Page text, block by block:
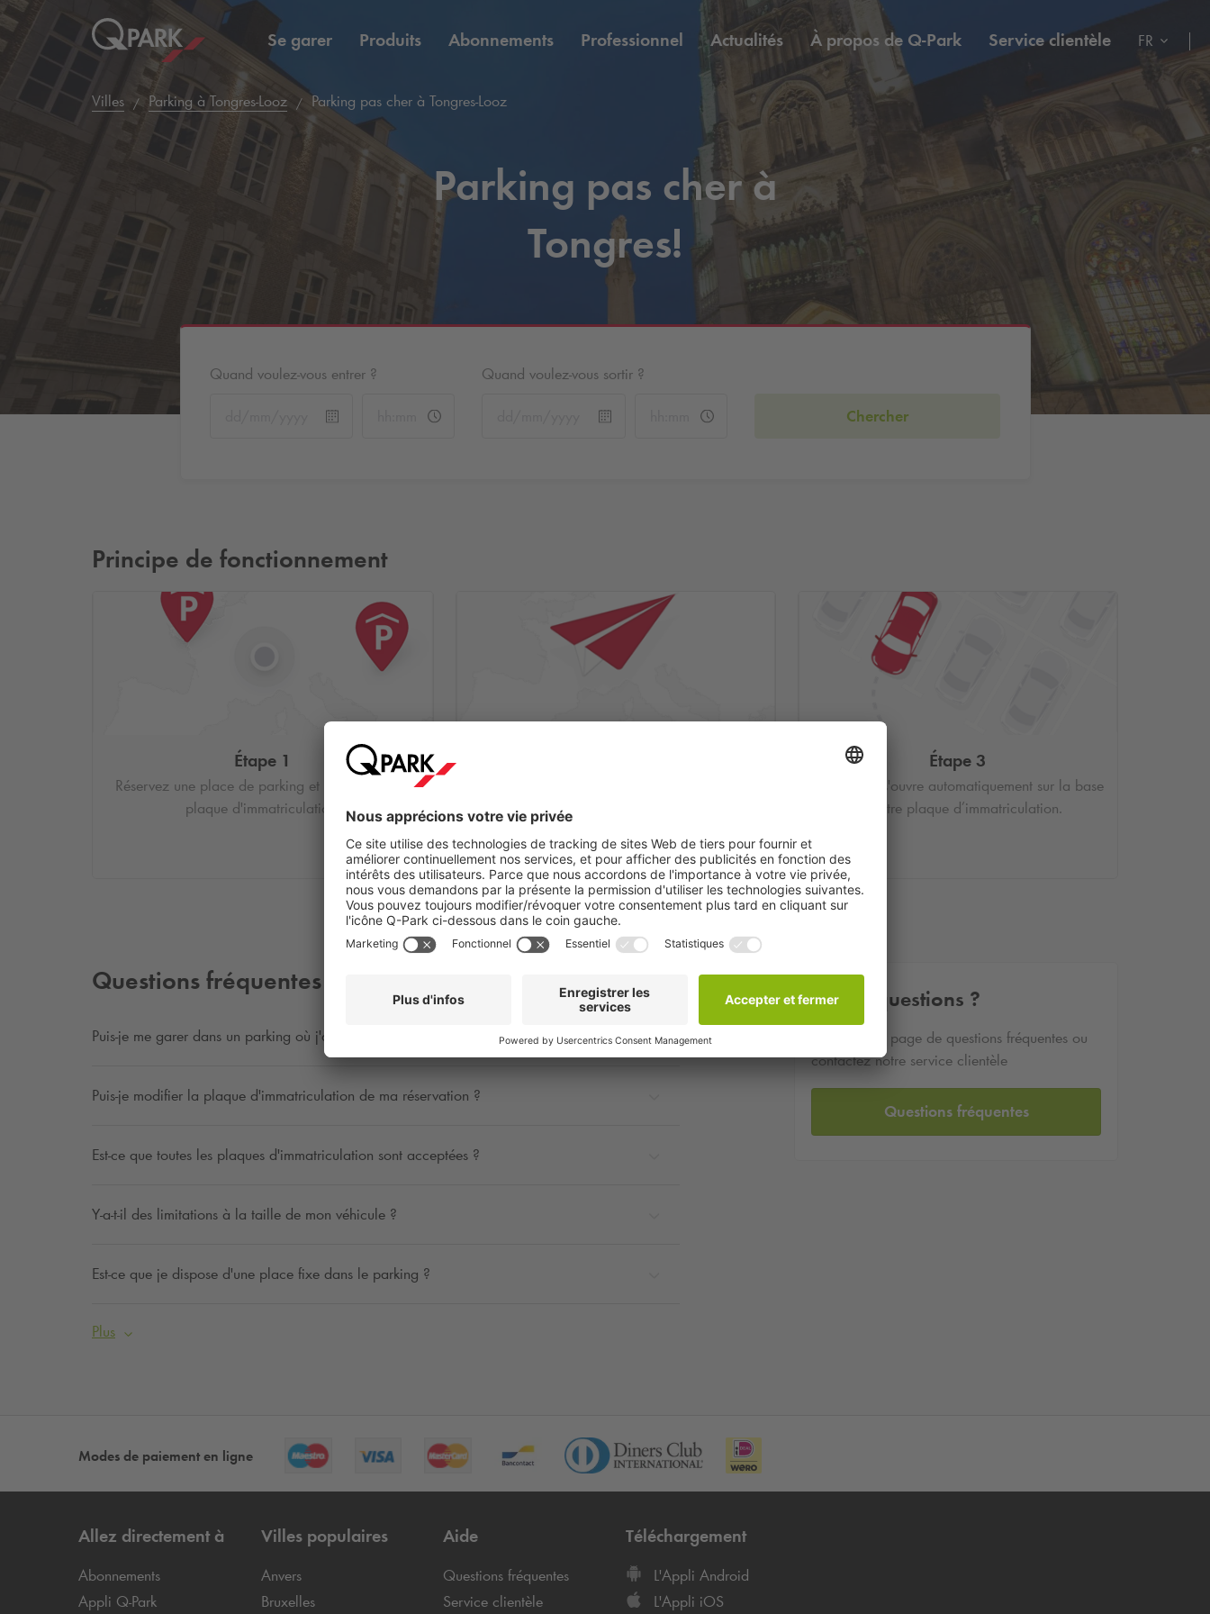
Se garer Produits Abonnements Professionnel Actualités À propos de Q-Park Service clientèle FR
Villes Parking à Tongres-Looz Parking pas cher à Tongres-Looz
Parking pas cher à
Tongres!
Quand voulez-vous entrer ? Quand voulez-vous sortir ?
Chercher
Principe de fonctionnement
Étape 1
Réservez une place de parking et saisissez votre
plaque d'immatriculation.
quelques minutes.
Étape 3
La barrière s'ouvre automatiquement sur la base
de votre plaque d’immatriculation.
Questions fréquentes
Puis-je me garer dans un parking où j'ai réservé si le panneau indique "COMPLET" ?
Puis-je modifier la plaque d'immatriculation de ma réservation ?
Est-ce que toutes les plaques d'immatriculation sont acceptées ?
Y-a-t-il des limitations à la taille de mon véhicule ?
Est-ce que je dispose d'une place fixe dans le parking ?
Plus
Autres questions ?
Visitez notre page de questions fréquentes ou
contactez notre service clientèle
Questions fréquentes
Modes de paiement en ligne
Allez directement à
Abonnements
Appli Q-Park
Villes populaires
Anvers
Bruxelles
Aide
Questions fréquentes
Service clientèle
Téléchargement
L'Appli Android
L'Appli iOS